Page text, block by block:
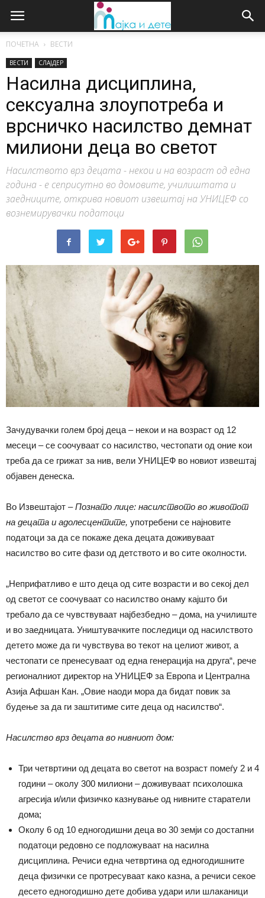
ПОЧЕТНА ВЕСТИ
ВЕСТИ СЛАЈДЕР
Насилна дисциплина,
сексуална злоупотреба и
врсничко насилство демнат
милиони деца во светот
Насилството врз децата - некои и на возраст од една
година - е сеприсутно во домовите, училиштата и
заедниците, открива новиот извештај на УНИЦЕФ со
вознемирувачки податоци
Зачудувачки голем број деца – некои и на возраст од 12
месеци – се соочуваат со насилство, честопати од оние кои
треба да се грижат за нив, вели УНИЦЕФ во новиот извештај
објавен денеска.
Во Извештајот –Познато лице: насилството во животот
на децата и адолесцентите, употребени се најновите
податоци за да се покаже дека децата доживуваат
насилство во сите фази од детството и во сите околности.
„Неприфатливо е што деца од сите возрасти и во секој дел
од светот се соочуваат со насилство онаму кајшто би
требало да се чувствуваат најбезбедно – дома, на училиште
и во заедницата. Уништувачките последици од насилството
детето може да ги чувствува во текот на целиот живот, а
честопати се пренесуваат од една генерација на друга“, рече
регионалниот директор на УНИЦЕФ за Европа и Централна
Азија Афшан Кан. „Овие наоди мора да бидат повик за
будење за да ги заштитиме сите деца од насилство“.
Насилство врз децата во нивниот дом:
Три четвртини од децата во светот на возраст помеѓу 2 и 4
години – околу 300 милиони – доживуваат психолошка
агресија и/или физичко казнување од нивните старатели
дома;
Околу 6 од 10 едногодишни деца во 30 земји со достапни
податоци редовно се подложуваат на насилна
дисциплина. Речиси една четвртина од едногодишните
деца физички се протресуваат како казна, а речиси секое
десето едногодишно дете добива удари или шлаканици